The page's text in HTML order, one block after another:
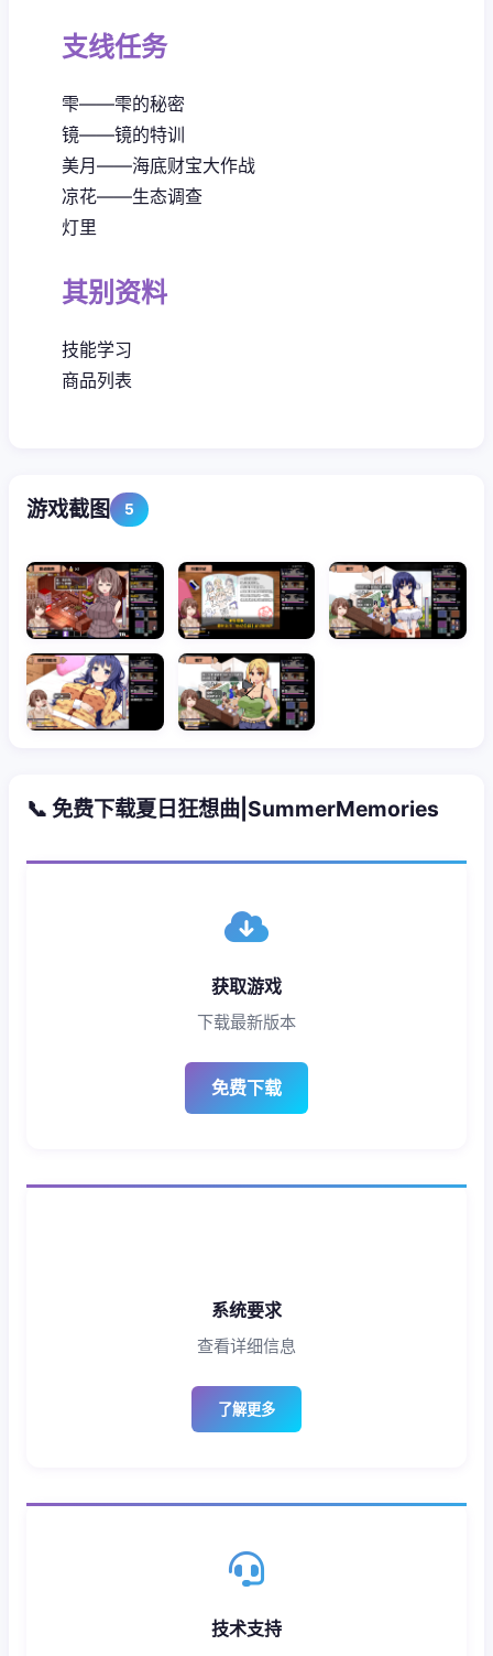
支线任务
雫——雫的秘密
镜——镜的特训
美月——海底财宝大作战
凉花——生态调查
灯里
其别资料
技能学习
商品列表
游戏截图 5
📞 免费下载夏日狂想曲|SummerMemories
获取游戏
下载最新版本
免费下载
系统要求
查看详细信息
了解更多
技术支持